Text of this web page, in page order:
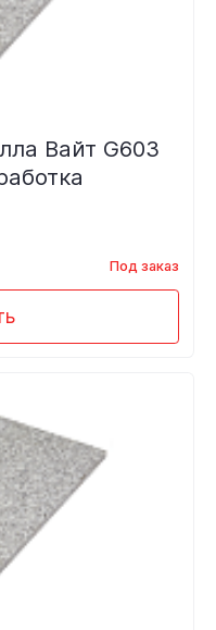
Вайт G603
Под заказ